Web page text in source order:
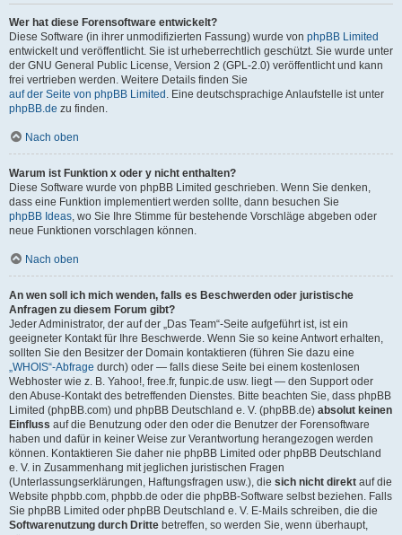
Wer hat diese Forensoftware entwickelt?
Diese Software (in ihrer unmodifizierten Fassung) wurde von phpBB Limited
entwickelt und veröffentlicht. Sie ist urheberrechtlich geschützt. Sie wurde unter
der GNU General Public License, Version 2 (GPL-2.0) veröffentlicht und kann
frei vertrieben werden. Weitere Details finden Sie
auf der Seite von phpBB Limited . Eine deutschsprachige Anlaufstelle ist unter
phpBB.de zu finden.
Nach oben
Warum ist Funktion x oder y nicht enthalten?
Diese Software wurde von phpBB Limited geschrieben. Wenn Sie denken,
dass eine Funktion implementiert werden sollte, dann besuchen Sie
phpBB Ideas, wo Sie Ihre Stimme für bestehende Vorschläge abgeben oder
neue Funktionen vorschlagen können.
Nach oben
An wen soll ich mich wenden, falls es Beschwerden oder juristische
Anfragen zu diesem Forum gibt?
Jeder Administrator, der auf der „Das Team“-Seite aufgeführt ist, ist ein
geeigneter Kontakt für Ihre Beschwerde. Wenn Sie so keine Antwort erhalten,
sollten Sie den Besitzer der Domain kontaktieren (führen Sie dazu eine
„WHOIS“-Abfrage durch) oder — falls diese Seite bei einem kostenlosen
Webhoster wie z. B. Yahoo!, free.fr, funpic.de usw. liegt — den Support oder
den Abuse-Kontakt des betreffenden Dienstes. Bitte beachten Sie, dass phpBB
Limited (phpBB.com) und phpBB Deutschland e. V. (phpBB.de) absolut keinen
Einfluss auf die Benutzung oder den oder die Benutzer der Forensoftware
haben und dafür in keiner Weise zur Verantwortung herangezogen werden
können. Kontaktieren Sie daher nie phpBB Limited oder phpBB Deutschland
e. V. in Zusammenhang mit jeglichen juristischen Fragen
(Unterlassungserklärungen, Haftungsfragen usw.), die sich nicht direkt auf die
Website phpbb.com, phpbb.de oder die phpBB-Software selbst beziehen. Falls
Sie phpBB Limited oder phpBB Deutschland e. V. E-Mails schreiben, die die
Softwarenutzung durch Dritte betreffen, so werden Sie, wenn überhaupt,